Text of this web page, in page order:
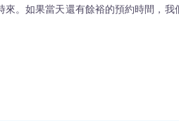
。如果當天還有餘裕的預約時間，我